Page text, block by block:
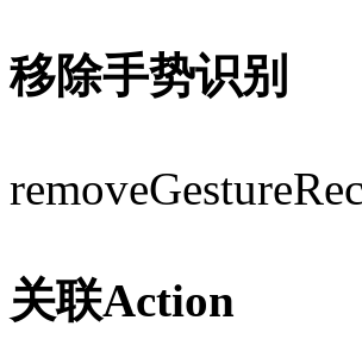
移除手势识别
关联Action